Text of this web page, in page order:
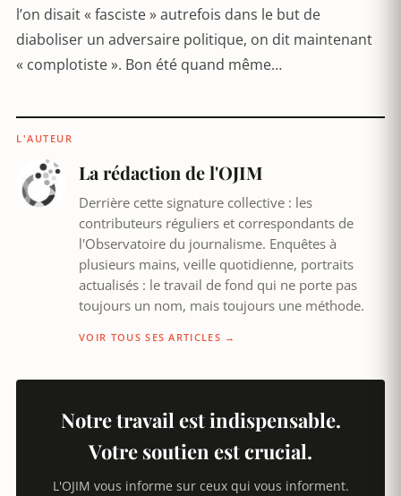
l’on disait « fasciste » autrefois dans le but de
diaboliser un adversaire politique, on dit maintenant
« complotiste ». Bon été quand même…
L'AUTEUR
La rédaction de l'OJIM
Derrière cette signature collective : les
contributeurs réguliers et correspondants de
l'Observatoire du journalisme. Enquêtes à
plusieurs mains, veille quotidienne, portraits
actualisés : le travail de fond qui ne porte pas
toujours un nom, mais toujours une méthode.
VOIR TOUS SES ARTICLES →
Notre travail est indispensable.
Votre soutien est crucial.
L'OJIM vous informe sur ceux qui vous informent.